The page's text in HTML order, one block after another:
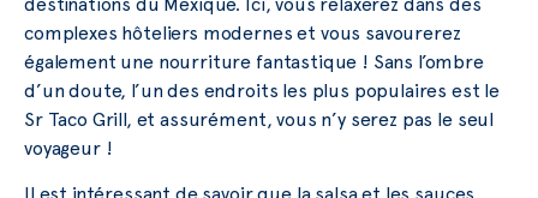
complexes hôteliers modernes et vous savourerez
également une nourriture fantastique ! Sans l’ombre
d’un doute, l’un des endroits les plus populaires est le
Sr Taco Grill, et assurément, vous n’y serez pas le seul
voyageur !